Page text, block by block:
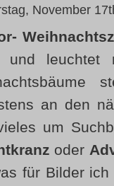
November
und leuchtet
an den
um
oder
für Bilder